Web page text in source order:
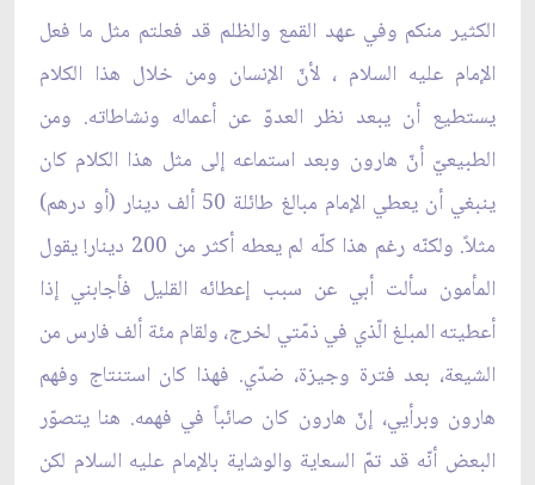
الكثير منكم وفي عهد القمع والظلم قد فعلتم مثل ما فعل
الإمام عليه السلام ، لأنّ الإنسان ومن خلال هذا الكلام
يستطيع أن يبعد نظر العدوّ عن أعماله ونشاطاته. ومن
الطبيعيّ أنّ هارون وبعد استماعه إلى مثل هذا الكلام كان
ينبغي أن يعطي الإمام مبالغ طائلة 50 ألف دينار (أو درهم)
مثلاً. ولكنّه رغم هذا كلّه لم يعطه أكثر من 200 دينار! يقول
المأمون سألت أبي عن سبب إعطائه القليل فأجابني إذا
أعطيته المبلغ الّذي في ذمّتي لخرج، ولقام مئة ألف فارس من
الشيعة، بعد فترة وجيزة، ضدّي. فهذا كان استنتاج وفهم
هارون وبرأيي، إنّ هارون كان صائباً في فهمه. هنا يتصوّر
البعض أنّه قد تمّ السعاية والوشاية بالإمام عليه السلام لكن